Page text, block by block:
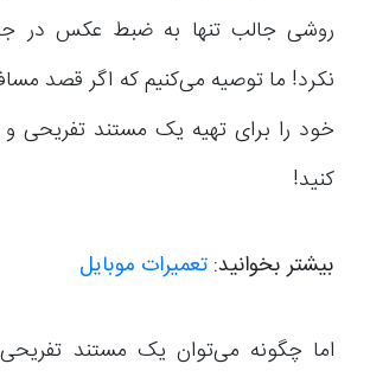
روشی جالب تنها به ضبط عکس در
نکرد! ما توصیه می‌کنیم که اگر قصد
خود را برای تهیه یک مستند تفریحی و
کنید!
بیشتر بخوانید: تعمیرات موبایل
اما چگونه می‌توان یک مستند